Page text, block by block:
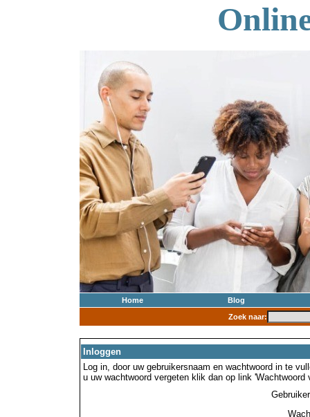
Home
Blog
Zoek naar:
Inloggen
Log in, door uw gebruikersnaam en wachtwoord in te
u uw wachtwoord vergeten klik dan op link 'Wachtwoord